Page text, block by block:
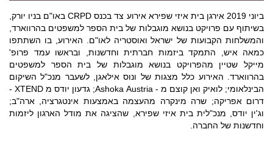
ביוני 2019 אירגן בית איזי שפירא אירוע צד בכנס CRPD באו"ם בניו יורק,
בשיתוף עם פרויקט בנושא מוגבלות של בית הספר למשפטים בהרווארד,
והמשלחות הקבועות של ישראל ואוסטריה לאו"ם. האירוע, בו השתתפו
כמאה איש, התמקד ביזמות חברתית וחדשנות, ובראשו עמד פרופ'
מייקל שטיין מהפרויקט בנושא מוגבלות של בית הספר למשפטים
בהרווארד. האירוע כלל מצגות של ונוס אילאגן, לשעבר מנכ"ל השיקום
הבינלאומי; לואיק ואן קוצם מ - Ashoka Austria; גדעון יודס מ XTEND -
דרום אפריקה; שרה מינקרה מהעצמה באמצעות אינטגרציה, ארה"ב;
וג'ין יודס, מנכ"לית בית איזי שפירא, שהציגה את מודל הארגון ליזמות
וחדשנות של החברה.